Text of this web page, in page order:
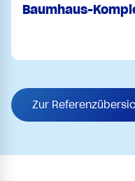
Baumhaus-
Zur